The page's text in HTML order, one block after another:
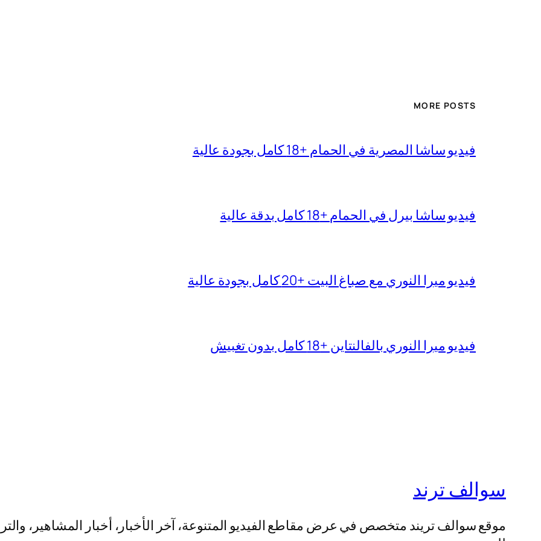
MORE POSTS
فيديو ساشا المصرية في الحمام +18 كامل بجودة عالية
فيديو ساشا بيرل في الحمام +18 كامل بدقة عالية
فيديو ميرا النوري مع صباغ البيت +20 كامل بجودة عالية
فيديو ميرا النوري بالفالنتاين +18 كامل بدون تغبيش
سوالف ترند
موقع سوالف تريند متخصص في عرض مقاطع الفيديو المتنوعة، آخر الأخبار، أخبار المشاهير،